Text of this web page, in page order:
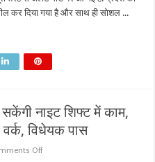
कर दिया गया है और साथ ही सोशल ...
नाइट शिफ्ट में काम,
विधेयक पास
Offon